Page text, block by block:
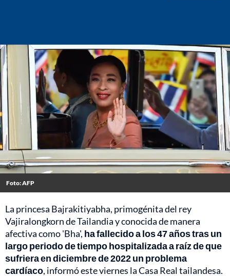
Foto: AFP
La princesa Bajrakitiyabha, primogénita del rey
Vajiralongkorn de Tailandia y conocida de manera
afectiva como 'Bha', ha fallecido a los 47 años tras un
largo periodo de tiempo hospitalizada a raíz de que
sufriera en diciembre de 2022 un problema
cardíaco, informó este viernes la Casa Real tailandesa.